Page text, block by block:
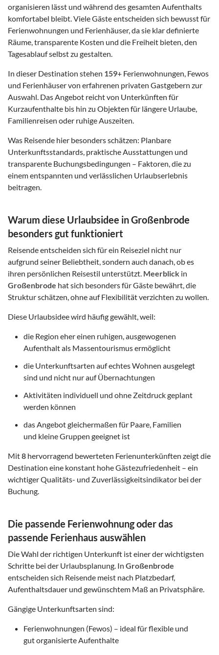
organisieren lässt und während des gesamten Aufenthalts
komfortabel bleibt. Viele Gäste entscheiden sich bewusst für
Ferienwohnungen und Ferienhäuser, da sie klar definierte
Räume, transparente Kosten und die Freiheit bieten, den
Tagesablauf selbst zu gestalten.
In dieser Destination stehen 159+ Ferienwohnungen, Fewos
und Ferienhäuser von erfahrenen privaten Gastgebern zur
Auswahl. Das Angebot reicht von Unterkünften für
Kurzaufenthalte bis hin zu Objekten für längere Urlaube,
Familienreisen oder ruhige Auszeiten.
Was Reisende hier besonders schätzen: Planbare
Unterkunftsstandards, praktische Ausstattungen und
transparente Buchungsbedingungen – Faktoren, die zu
einem entspannten und verlässlichen Urlaubserlebnis
beitragen.
Warum diese Urlaubsidee in Großenbrode
besonders gut funktioniert
Reisende entscheiden sich für ein Reiseziel nicht nur
aufgrund seiner Beliebtheit, sondern auch danach, ob es
ihren persönlichen Reisestil unterstützt. Meerblick in
Großenbrode hat sich besonders für Gäste bewährt, die
Struktur schätzen, ohne auf Flexibilität verzichten zu wollen.
Diese Urlaubsidee wird häufig gewählt, weil:
die Region eher einen ruhigen, ausgewogenen
Aufenthalt als Massentourismus ermöglicht
die Unterkunftsarten auf echtes Wohnen ausgelegt
sind und nicht nur auf Übernachtungen
Aktivitäten individuell und ohne Zeitdruck geplant
werden können
das Angebot gleichermaßen für Paare, Familien
und kleine Gruppen geeignet ist
Mit8 hervorragend bewerteten Ferienunterkünften zeigt die
Destination eine konstant hohe Gästezufriedenheit – ein
wichtiger Qualitäts- und Zuverlässigkeitsindikator bei der
Buchung.
Die passende Ferienwohnung oder das
passende Ferienhaus auswählen
Die Wahl der richtigen Unterkunft ist einer der wichtigsten
Schritte bei der Urlaubsplanung. In Großenbrode
entscheiden sich Reisende meist nach Platzbedarf,
Aufenthaltsdauer und gewünschtem Maß an Privatsphäre.
Gängige Unterkunftsarten sind:
Ferienwohnungen (Fewos) – ideal für flexible und
gut organisierte Aufenthalte